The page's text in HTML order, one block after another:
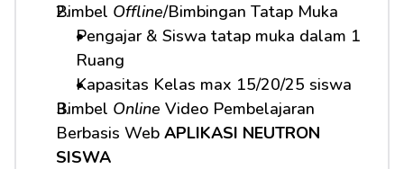
Bimbel Offline/Bimbingan Tatap Muka
Pengajar & Siswa tatap muka dalam 1
Ruang
Kapasitas Kelas max 15/20/25 siswa
Bimbel Online Video Pembelajaran
Berbasis Web APLIKASI NEUTRON
SISWA